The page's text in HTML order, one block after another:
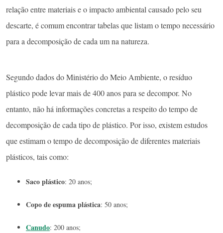
relação entre materiais e o impacto ambiental causado pelo seu
descarte, é comum encontrar tabelas que listam o tempo necessário
para a decomposição de cada um na natureza.
Segundo dados do Ministério do Meio Ambiente, o resíduo
plástico pode levar mais de 400 anos para se decompor. No
entanto, não há informações concretas a respeito do tempo de
decomposição de cada tipo de plástico. Por isso, existem estudos
que estimam o tempo de decomposição de diferentes materiais
plásticos, tais como:
Saco plástico: 20 anos;
Copo de espuma plástica: 50 anos;
Canudo: 200 anos;